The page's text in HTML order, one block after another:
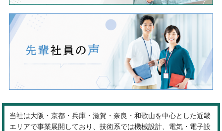
当社は大阪・京都・兵庫・滋賀・奈良・和歌山を中心とした近畿
エリアで事業展開しており、技術系では機械設計、電気・電子設